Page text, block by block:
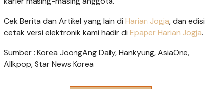
Cek Berita dan Artikel yang lain di Harian Jogja, dan edisi
cetak versi elektronik kami hadir di Epaper Harian Jogja.
Sumber : Korea JoongAng Daily, Hankyung, AsiaOne,
Allkpop, Star News Korea